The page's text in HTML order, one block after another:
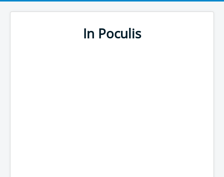
In Poculis